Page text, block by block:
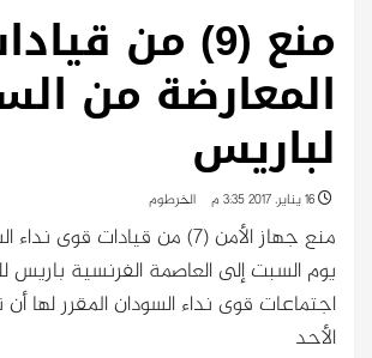
منع (9) من
المعارضة من
لباريس
الخرطوم
منع جهاز الأمن (7) من قيادات
يوم السبت إلى العاصمة الفرنسية
اجتماعات قوى نداء السودان المقرر لها
الأحد